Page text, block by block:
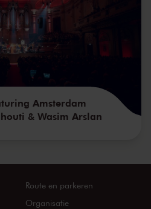
Amsterdam
& Wasim Arslan
Route en parkeren
Organisatie